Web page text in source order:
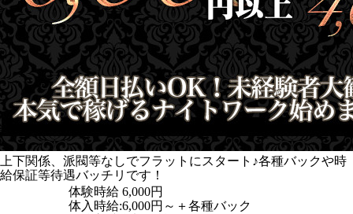
上下関係、派閥等なしでフラットにスタート♪各種バックや時
給保証等待遇バッチリです！
体験時給 6,000円
体入時給:6,000円～＋各種バック